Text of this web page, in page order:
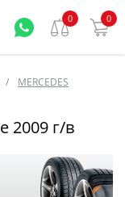
0 0
MERCEDES
2009 г/в